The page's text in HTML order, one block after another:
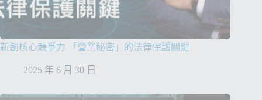
新創核心競爭力 「營業秘密」的法律保護關鍵
2025 年 6 月 30 日